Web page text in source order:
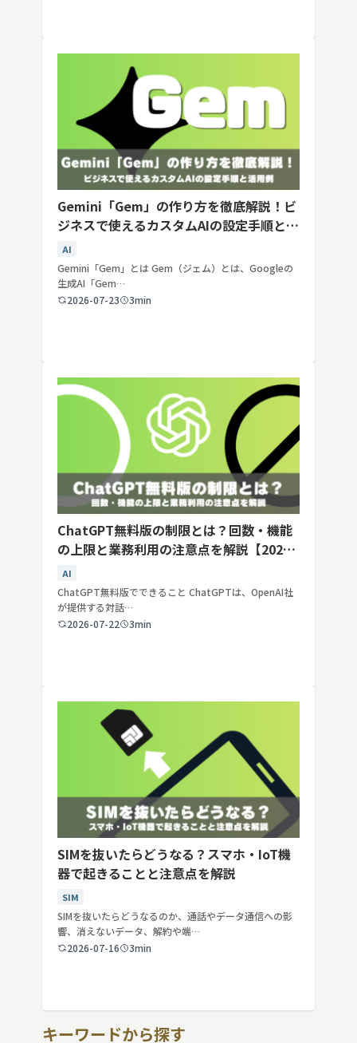
Gemini「Gem」の作り方を徹底解説！ビ
ジネスで使えるカスタムAIの設定手順と活
用例
AI
Gemini「Gem」とは Gem（ジェム）とは、Googleの
生成AI「Gem…
2026-07-23
3min
ChatGPT無料版の制限とは？回数・機能
の上限と業務利用の注意点を解説【2026
年最新】
AI
ChatGPT無料版でできること ChatGPTは、OpenAI社
が提供する対話…
2026-07-22
3min
SIMを抜いたらどうなる？スマホ・IoT機
器で起きることと注意点を解説
SIM
SIMを抜いたらどうなるのか、通話やデータ通信への影
響、消えないデータ、解約や端…
2026-07-16
3min
キーワードから探す